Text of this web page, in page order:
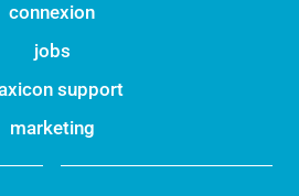
connexion
jobs
support
marketing